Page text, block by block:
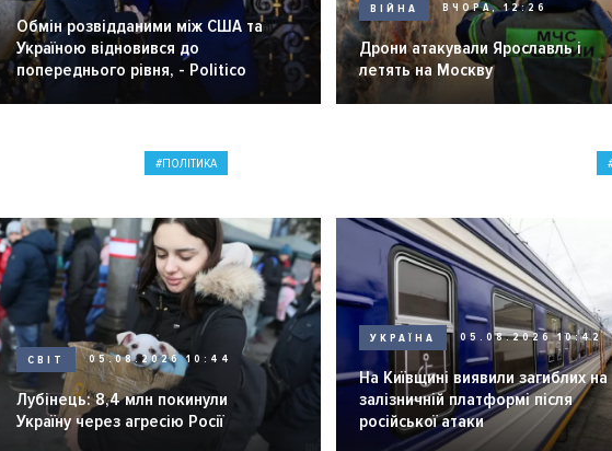
Обмін розвідданими між США та
Україною відновився до
попереднього рівня, - Politico
ВІЙНА ВЧОРА, 12:26
Дрони атакували Ярославль і
летять на Москву
ПОЛІТИКА
СВІТ 05.08.2026 10:44
Лубінець: 8,4 млн покинули
Україну через агресію Росії
УКРАЇНА 05.08.2026 10:42
На Київщині виявили загиблих на
залізничній платформі після
російської атаки